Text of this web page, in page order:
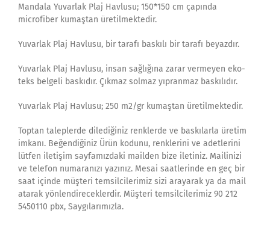
Mandala Yuvarlak Plaj Havlusu; 150*150 cm çapında
microfiber kumaştan üretilmektedir.
Yuvarlak Plaj Havlusu, bir tarafı baskılı bir tarafı beyazdır.
Yuvarlak Plaj Havlusu, insan sağlığına zarar vermeyen eko-
teks belgeli baskıdır. Çıkmaz solmaz yıpranmaz baskılıdır.
Yuvarlak Plaj Havlusu; 250 m2/gr kumaştan üretilmektedir.
Toptan taleplerde dilediğiniz renklerde ve baskılarla üretim
imkanı. Beğendiğiniz Ürün kodunu, renklerini ve adetlerini
lütfen iletişim sayfamızdaki mailden bize iletiniz. Mailinizi
ve telefon numaranızı yazınız. Mesai saatlerinde en geç bir
saat içinde müşteri temsilcilerimiz sizi arayarak ya da mail
atarak yönlendireceklerdir. Müşteri temsilcilerimiz 90 212
5450110 pbx, Saygılarımızla.